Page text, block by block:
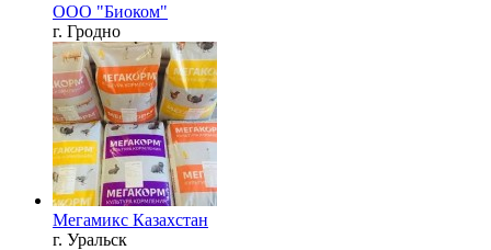
ООО "Биоком"
г. Гродно
Мегамикс Казахстан
г. Уральск